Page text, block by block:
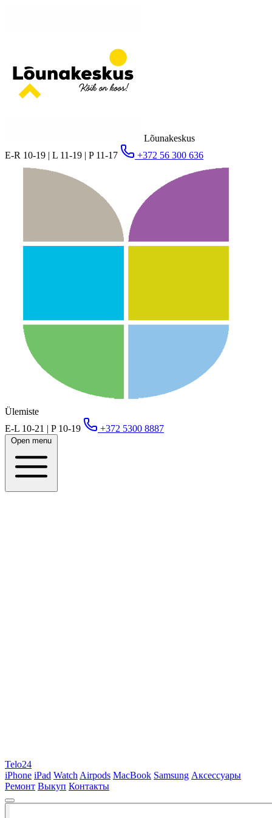
Lõunakeskus
E-R 10-19 | L 11-19 | P 11-17
+372 56 300 636
Ülemiste
E-L 10-21 | P 10-19
+372 5300 8887
Open menu
Telo24
iPhone iPad Watch Airpods MacBook Samsung Аксессуары
Ремонт Выкуп Контакты